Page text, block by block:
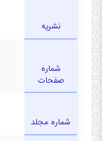
نشریه
شماره
صفحات
شماره مجلد